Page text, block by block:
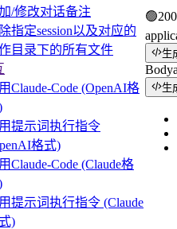
/修改对话备注
指定session以及对应的
目录下的所有文件
Claude-Code (OpenAI格
提示词执行指令
格式)
Claude-Code (Claude格
提示词执行指令 (Claude
)
🟢200
生
Body
生